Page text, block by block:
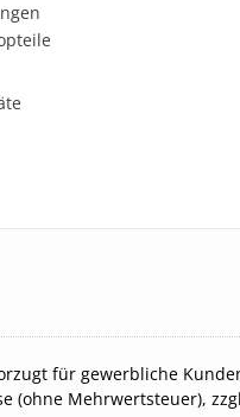
für gewerbliche
(ohne Mehrwertsteuer),